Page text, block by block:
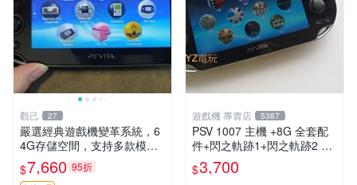
觀己 27
嚴選經典遊戲機變革系統，6
4G存儲空間，支持多款模擬
器享受懷舊樂趣 黑店版 PSV
游戲 模擬器
$7,660 95折
遊戲機 專賣店 5387
PSV 1007 主機 +8G 全套配
件+閃之軌跡1+閃之軌跡2 保
修一年 品質有保障
$3,700